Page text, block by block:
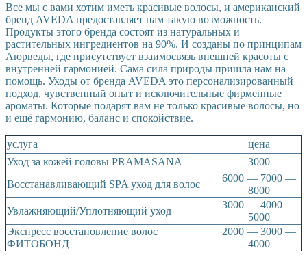
Все мы с вами хотим иметь красивые волосы, и американский
бренд AVEDA предоставляет нам такую возможность.
Продукты этого бренда состоят из натуральных и
растительных ингредиентов на 90%. И созданы по принципам
Аюрведы, где присутствует взаимосвязь внешней красоты с
внутренней гармонией. Сама сила природы пришла нам на
помощь. Уходы от бренда AVEDA это персонализированный
подход, чувственный опыт и исключительные фирменные
ароматы. Которые подарят вам не только красивые волосы, но
и ещё гармонию, баланс и спокойствие.
услуга
цена
Уход за кожей головы PRAMASANA
3000
Восстанавливающий SPA уход для волос
6000 — 7000 —
8000
Увлажняющий/Уплотняющий уход
3000 — 4000 —
5000
Экспресс восстановление волос
ФИТОБОНД
2000 — 3000 —
4000